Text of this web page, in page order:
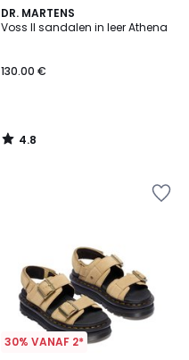
DR. MARTENS
Voss II sandalen in leer Athena
130.00 €
4.8
/ 5
4.8
/
30% VANAF 2*